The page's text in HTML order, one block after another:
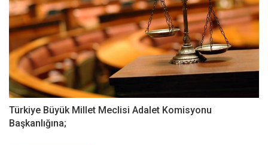
Türkiye Büyük Millet Meclisi Adalet Komisyonu
Başkanlığına;